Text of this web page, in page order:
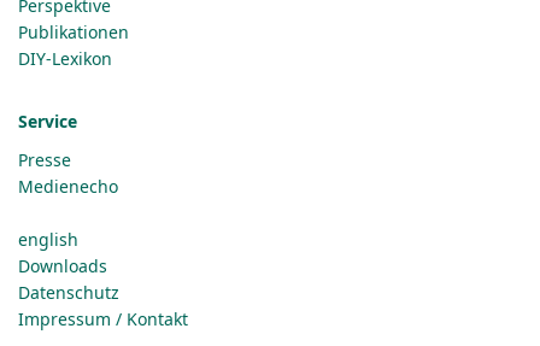
Perspektive
Publikationen
DIY-Lexikon
Service
Presse
Medienecho
english
Downloads
Datenschutz
Impressum / Kontakt